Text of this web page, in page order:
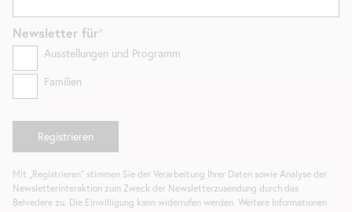
Newsletter für
Ausstellungen und Programm
Familien
Mit „Registrieren“ stimmen Sie der Verarbeitung Ihrer Daten sowie Analyse der
Newsletterinteraktion zum Zweck der Newsletterzusendung durch das
Belvedere zu. Die Einwilligung kann widerrufen werden. Weitere Informationen